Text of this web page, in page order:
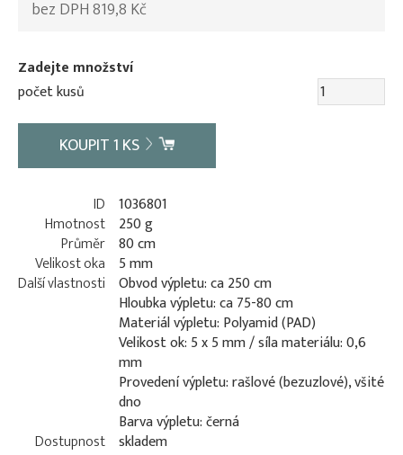
bez DPH 819,8 Kč
Zadejte množství
počet kusů
KOUPIT1 KS
ID 1036801
Hmotnost 250 g
Průměr 80 cm
Velikost oka
5 mm
Další vlastnosti Obvod výpletu: ca 250 cm
Hloubka výpletu: ca 75-80 cm
Materiál výpletu: Polyamid (PAD)
Velikost ok: 5 x 5 mm / síla materiálu: 0,6
mm
Provedení výpletu: rašlové (bezuzlové), všité
dno
Barva výpletu: černá
Dostupnost skladem